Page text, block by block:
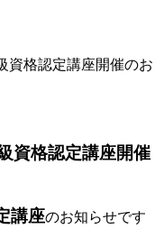
資格認定講座開催のお
資格認定講座開催
講座のお知らせです